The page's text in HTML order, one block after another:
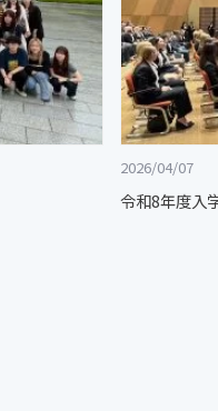
2026/04/07
令和8年度入